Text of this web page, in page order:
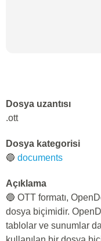
Dosya uzantısı
.ott
Dosya kategorisi
🔵 documents
Açıklama
🔵 OTT formatı,
dosya biçimidir.
tablolar ve sunumlar